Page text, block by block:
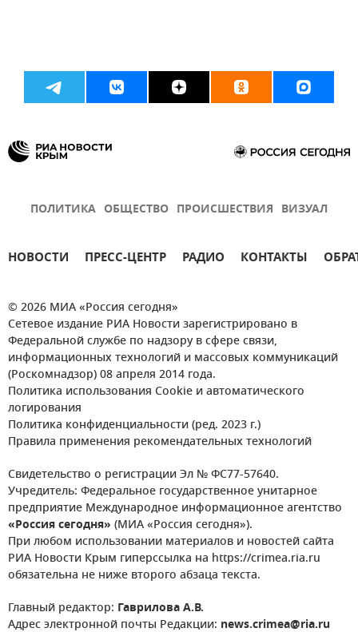
ПОЛИТИКА ОБЩЕСТВО ПРОИСШЕСТВИЯ ВИЗУАЛ
НОВОСТИ ПРЕСС-ЦЕНТР РАДИО КОНТАКТЫ
© 2026 МИА «Россия сегодня»
Сетевое издание РИА Новости зарегистрировано в
Федеральной службе по надзору в сфере связи,
информационных технологий и массовых коммуникаций
(Роскомнадзор) 08 апреля 2014 года.
Политика использования Cookie и автоматического
логирования
Политика конфиденциальности (ред. 2023 г.)
Правила применения рекомендательных технологий
Свидетельство о регистрации Эл № ФС77-57640.
Учредитель: Федеральное государственное унитарное
предприятие Международное информационное агентство
«Россия сегодня» (МИА «Россия сегодня»).
При любом использовании материалов и новостей сайта
РИА Новости Крым гиперссылка на https://crimea.ria.ru
обязательна не ниже второго абзаца текста.
Главный редактор: Гаврилова А.В.
Адрес электронной почты Редакции: news.crimea@ria.ru